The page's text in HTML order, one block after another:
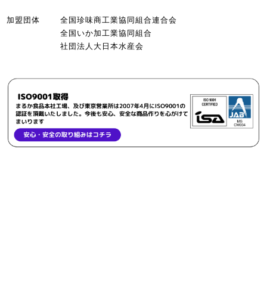
加盟団体
全国珍味商工業協同組合連合会
全国いか加工業協同組合
社団法人大日本水産会